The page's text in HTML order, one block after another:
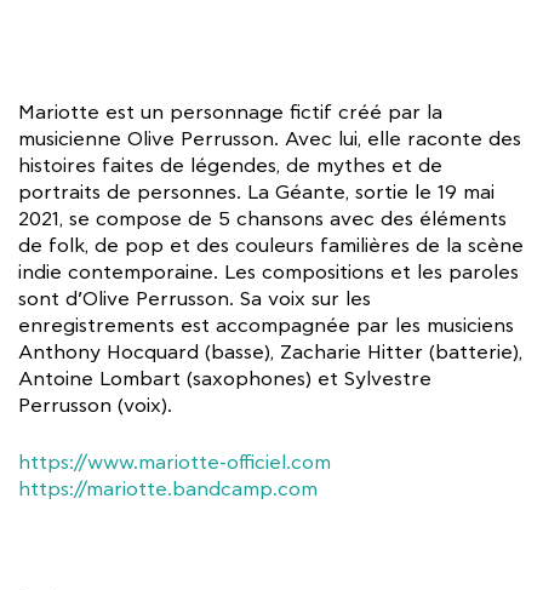
Mariotte est un personnage fictif créé par la
musicienne Olive Perrusson. Avec lui, elle raconte des
histoires faites de légendes, de mythes et de
portraits de personnes. La Géante, sortie le 19 mai
2021, se compose de 5 chansons avec des éléments
de folk, de pop et des couleurs familières de la scène
indie contemporaine. Les compositions et les paroles
sont d’Olive Perrusson. Sa voix sur les
enregistrements est accompagnée par les musiciens
Anthony Hocquard (basse), Zacharie Hitter (batterie),
Antoine Lombart (saxophones) et Sylvestre
Perrusson (voix).
https://www.mariotte-officiel.com
https://mariotte.bandcamp.com